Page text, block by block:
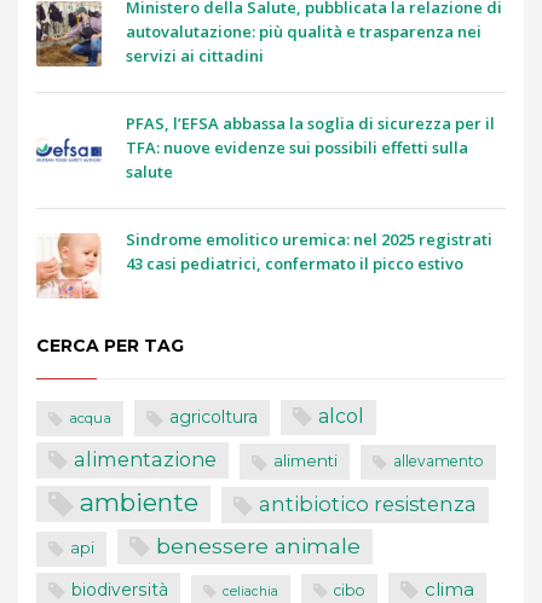
Ministero della Salute, pubblicata la relazione di
autovalutazione: più qualità e trasparenza nei
servizi ai cittadini
PFAS, l’EFSA abbassa la soglia di sicurezza per il
TFA: nuove evidenze sui possibili effetti sulla
salute
Sindrome emolitico uremica: nel 2025 registrati
43 casi pediatrici, confermato il picco estivo
CERCA PER TAG
acqua agricoltura alcol
alimentazione alimenti allevamento
ambiente antibiotico resistenza
api benessere animale
biodiversità celiachia cibo clima